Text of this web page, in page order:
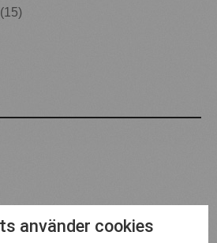
använder cookies